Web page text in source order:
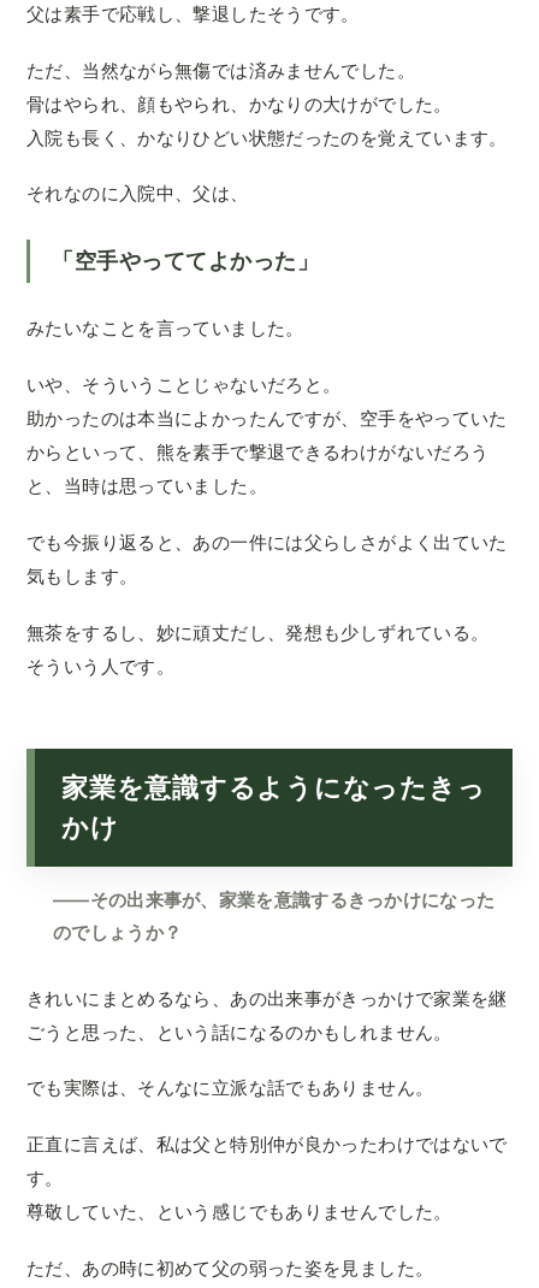
父は素手で応戦し、撃退したそうです。
ただ、当然ながら無傷では済みませんでした。
骨はやられ、顔もやられ、かなりの大けがでした。
入院も長く、かなりひどい状態だったのを覚えています。
それなのに入院中、父は、
「空手やっててよかった」
みたいなことを言っていました。
いや、そういうことじゃないだろと。
助かったのは本当によかったんですが、空手をやっていた
からといって、熊を素手で撃退できるわけがないだろう
と、当時は思っていました。
でも今振り返ると、あの一件には父らしさがよく出ていた
気もします。
無茶をするし、妙に頑丈だし、発想も少しずれている。
そういう人です。
家業を意識するようになったきっ
かけ
——その出来事が、家業を意識するきっかけになった
のでしょうか？
きれいにまとめるなら、あの出来事がきっかけで家業を継
ごうと思った、という話になるのかもしれません。
でも実際は、そんなに立派な話でもありません。
正直に言えば、私は父と特別仲が良かったわけではないで
す。
尊敬していた、という感じでもありませんでした。
ただ、あの時に初めて父の弱った姿を見ました。